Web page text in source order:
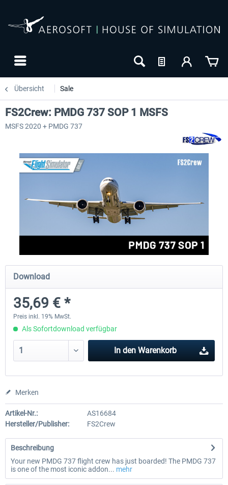
Übersicht Sale
Drzewiecki Design - EPRA Radom
MSFS FREE
0,00 € *
-8
Octavi - IFR-1
FS2Crew: PMDG 737 SOP 1 MSFS
MSFS 2020 + PMDG 737
Download
35,69 € *
Preis inkl. 19% MwSt.
Als Sofortdownload verfügbar
In den Warenkorb
Merken
Artikel-Nr.:
AS16684
Hersteller/Publisher:
FS2Crew
Beschreibung
Your new PMDG 737 flight crew has just boarded! The PMDG 737
is one of the most iconic addon... mehr